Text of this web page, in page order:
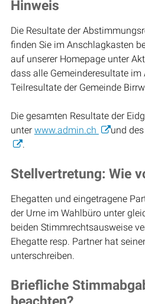
Hinweis
Die Resultate der
finden Sie im Anschlagkasten
auf unserer Homepage unter
dass alle Gemeinderesultate
Teilresultate der Gemeinde
Die gesamten Resultate der
unter www.admin.ch und
.
Stellvertretung: Wie
Ehegatten und eingetragene
der Urne im Wahlbüro unter
beiden Stimmrechtsausweise
Ehegatte resp. Partner hat
unterschreiben.
Briefliche